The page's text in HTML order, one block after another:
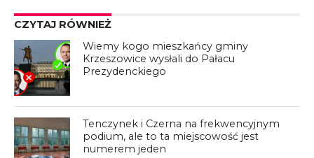
CZYTAJ RÓWNIEŻ
Wiemy kogo mieszkańcy gminy
Krzeszowice wysłali do Pałacu
Prezydenckiego
Tenczynek i Czerna na frekwencyjnym
podium, ale to ta miejscowość jest
numerem jeden